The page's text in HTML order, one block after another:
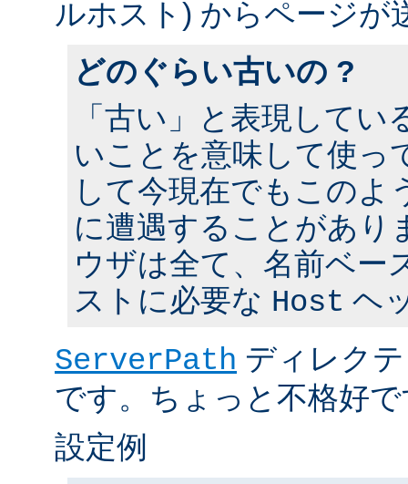
ルホスト) からページが
どのぐらい古いの ?
「古い」と表現してい
いことを意味して使っ
して今現在でもこのよ
に遭遇することがあり
ウザは全て、名前ベー
ストに必要な Host ヘ
ServerPath ディレク
です。ちょっと不格好
設定例